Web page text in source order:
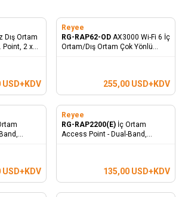
Dış Ortam
Point, 2 x
USD+KDV
Reyee
RG-RAP62-OD AX3000 Wi-Fi 6 İç
Ortam/Dış Ortam Çok Yönlü
255,00 USD+KDV
USD+KDV
Reyee
RG-RAP2200(E) İç Ortam
Access Point - Dual-Band,
135,00 USD+KDV